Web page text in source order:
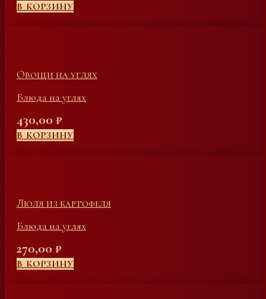
В КОРЗИНУ
Овощи на углях
Блюда на углях
430,00 ₽
В КОРЗИНУ
Люля из картофеля
Блюда на углях
270,00 ₽
В КОРЗИНУ